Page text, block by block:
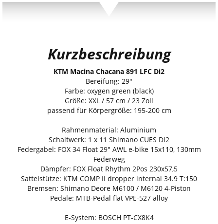
Kurzbeschreibung
KTM Macina Chacana 891 LFC Di2
Bereifung: 29"
Farbe: oxygen green (black)
Größe: XXL / 57 cm / 23 Zoll
passend für Körpergröße: 195-200 cm
Rahmenmaterial: Aluminium
Schaltwerk: 1 x 11 Shimano CUES Di2
Federgabel: FOX 34 Float 29" AWL e-bike 15x110, 130mm
Federweg
Dämpfer: FOX Float Rhythm 2Pos 230x57,5
Sattelstütze: KTM COMP II dropper internal 34.9 T:150
Bremsen: Shimano Deore M6100 / M6120 4-Piston
Pedale: MTB-Pedal flat VPE-527 alloy
E-System: BOSCH PT-CX8K4